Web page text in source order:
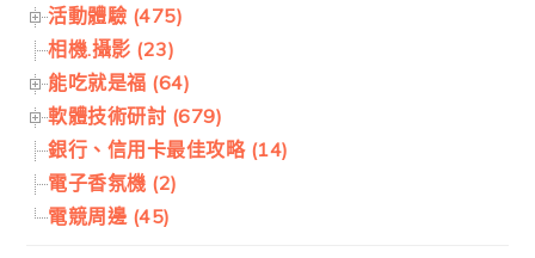
活動體驗 (475)
相機.攝影 (23)
能吃就是福 (64)
軟體技術研討 (679)
銀行、信用卡最佳攻略 (14)
電子香氛機 (2)
電競周邊 (45)